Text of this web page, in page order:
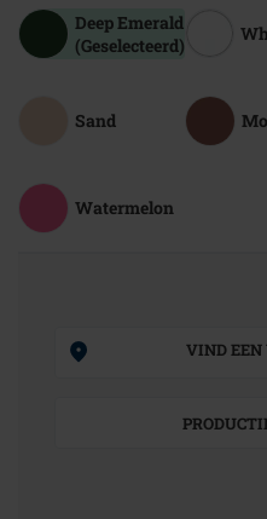
Deep Emerald
(Geselecteerd)
Sand
Watermelon
VIND EEN